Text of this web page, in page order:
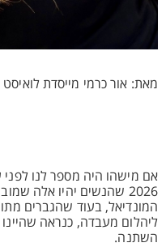
מאת: אור כרמי מייסדת לואיסט
אם מישהו היה מספר לנו
2026 שהנשים יהיו אלה
ליהלום מעבדה, כנראה
השתנה.